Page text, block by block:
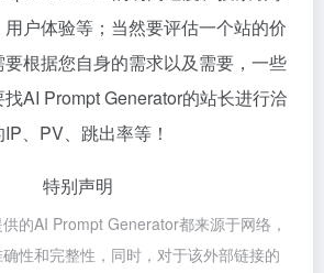
户体验等；当然要评估一个站的价
根据您自身的需求以及需要，一些
AI Prompt Generator的站长进行洽
、PV、跳出率等！
特别声明
的AI Prompt Generator都来源于网络，
性和完整性，同时，对于该外部链接的